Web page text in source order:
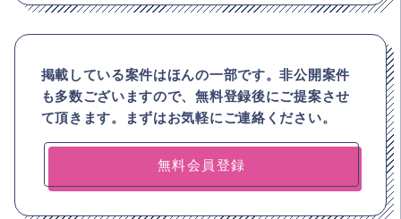
掲載している案件はほんの一部です。非公開案件
も多数ございますので、無料登録後にご提案させ
て頂きます。まずはお気軽にご連絡ください。
無料会員登録